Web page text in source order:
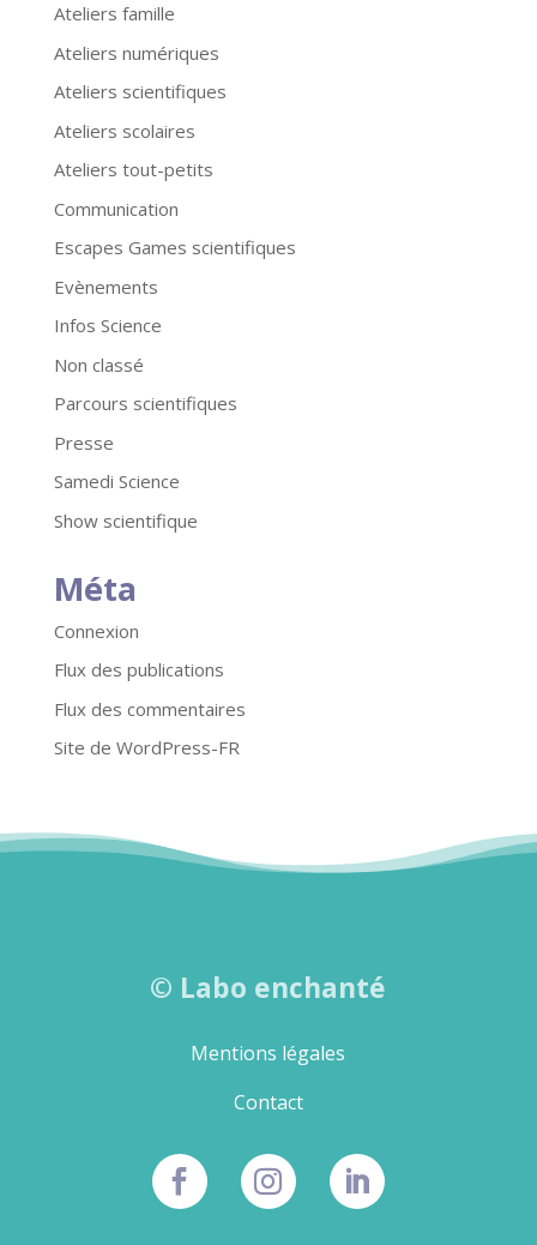
Ateliers famille
Ateliers numériques
Ateliers scientifiques
Ateliers scolaires
Ateliers tout-petits
Communication
Escapes Games scientifiques
Evènements
Infos Science
Non classé
Parcours scientifiques
Presse
Samedi Science
Show scientifique
Méta
Connexion
Flux des publications
Flux des commentaires
Site de WordPress-FR
© Labo enchanté
Mentions légales
Contact